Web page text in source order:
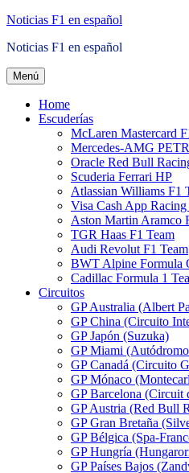
Saltar
contenido
Noticias F1 en español
Noticias F1 en español
Menú
Home
Escuderías
McLaren Mastercard
Mercedes-AMG
Oracle Red Bull
Scuderia Ferrari HP
Atlassian Williams F1
Visa Cash App
Aston Martin Aramco
TGR Haas F1 Team
Audi Revolut F1 Team
BWT Alpine Formula
Cadillac Formula 1
Circuitos
GP Australia (Albert
GP China (Circuito
GP Japón (Suzuka)
GP Miami
GP Canadá (Circuito
GP Mónaco
GP Barcelona (Circuit
GP Austria (Red Bull
GP Gran Bretaña
GP Bélgica (Spa-
GP Hungría
GP Países Bajos